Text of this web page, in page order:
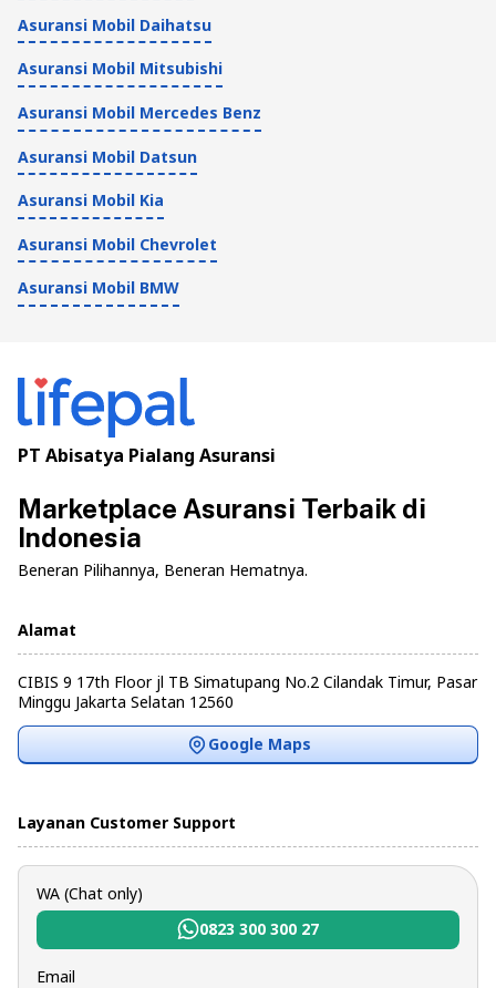
Asuransi Mobil Daihatsu
Asuransi Mobil Mitsubishi
Asuransi Mobil Mercedes Benz
Asuransi Mobil Datsun
Asuransi Mobil Kia
Asuransi Mobil Chevrolet
Asuransi Mobil BMW
PT Abisatya Pialang Asuransi
Marketplace Asuransi Terbaik di
Indonesia
Beneran Pilihannya, Beneran Hematnya.
Alamat
CIBIS 9 17th Floor jl TB Simatupang No.2 Cilandak Timur, Pasar
Minggu Jakarta Selatan 12560
Google Maps
Layanan Customer Support
WA (Chat only)
0823 300 300 27
Email